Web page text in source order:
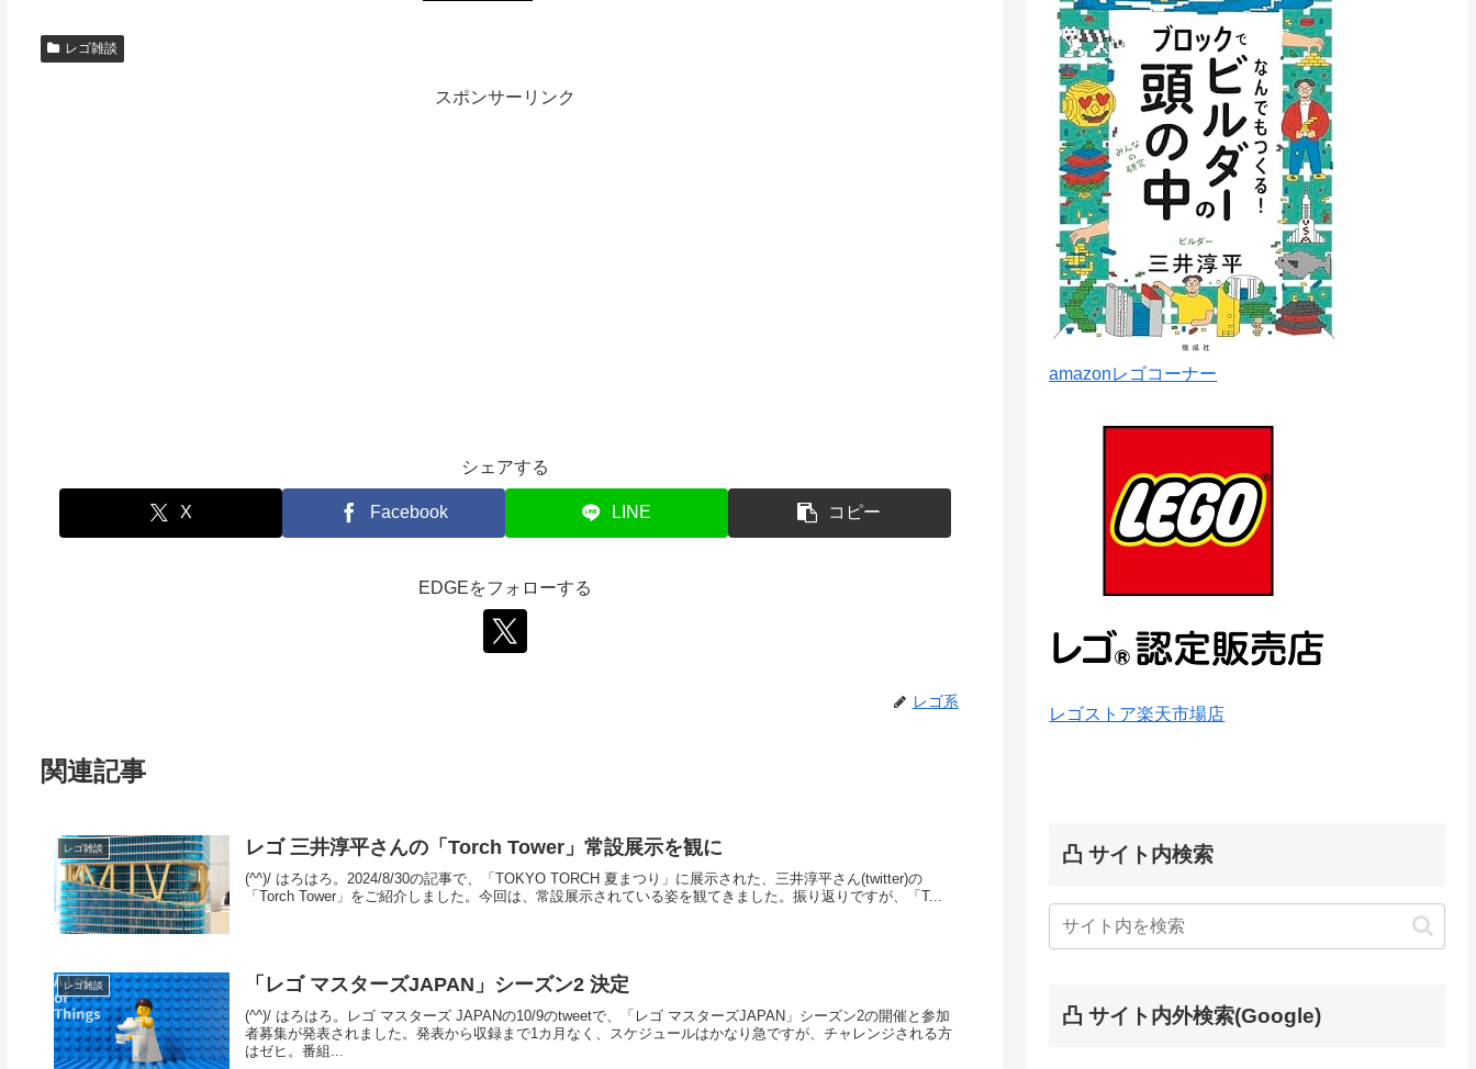
レゴ雑談
スポンサーリンク
シェアする
X Facebook LINE コピー
EDGEをフォローする
レゴ系
関連記事
レゴ雑談 レゴ 三井淳平さんの「Torch Tower」常設展示を観に
(^^)/ はろはろ。2024/8/30の記事で、「TOKYO TORCH 夏まつり」に展示された、三井淳平さん(twitter)の
「Torch Tower」をご紹介しました。今回は、常設展示されている姿を観てきました。振り返りですが、「T...
レゴ雑談 「レゴ マスターズJAPAN」シーズン2 決定
(^^)/ はろはろ。レゴ マスターズ JAPANの10/9のtweetで、「レゴ マスターズJAPAN」シーズン2の開催と参加
者募集が発表されました。発表から収録まで1カ月なく、スケジュールはかなり急ですが、チャレンジされる方
はゼヒ。番組...
amazonレゴコーナー
レゴストア楽天市場店
凸 サイト内検索
凸 サイト内外検索(Google)